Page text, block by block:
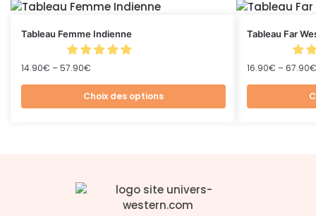
Tableau Femme Indienne
14.90€ –57.90€
Choix des options
Tableau Far
16.90€ –67.90€